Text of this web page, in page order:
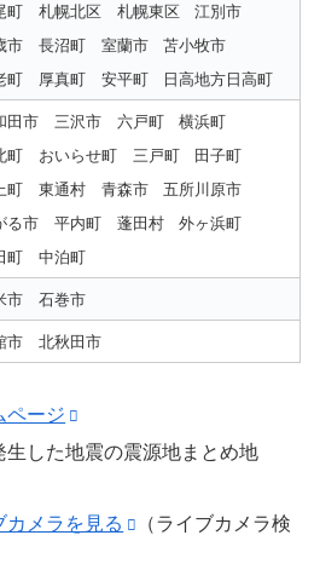
町
札幌北区 札幌東区
江別市
市
長沼町 室蘭市
苫小牧市
町
厚真町 安平町 日高地方日高町
田市 三沢市 六戸町
横浜町
町
おいらせ町 三戸町
田子町
町
東通村 青森市
五所川原市
る市
平内町 蓬田村
外ヶ浜町
町
中泊町
市 石巻市
市 北秋田市
ページ
生した地震の震源地まとめ地
カメラを見る
（ライブカメラ検